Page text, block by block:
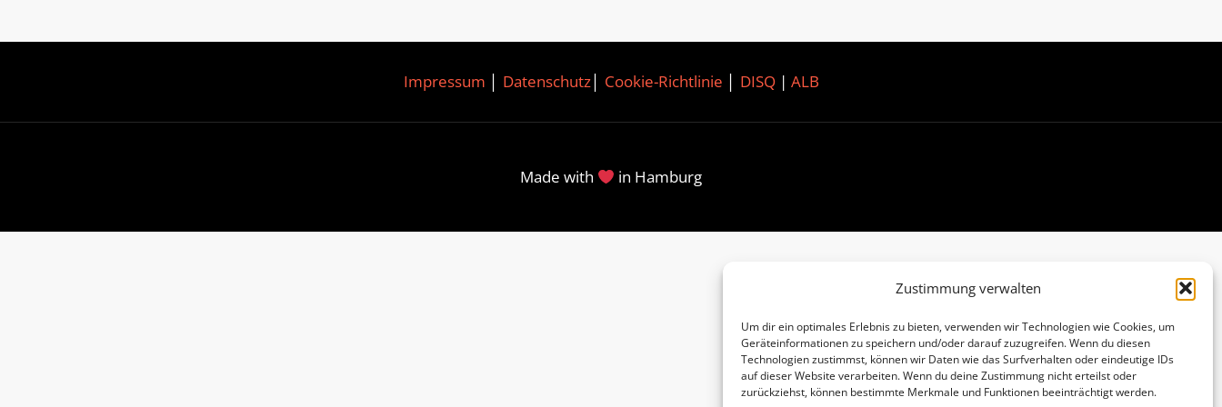
Zustimmung verwalten
Um dir ein optimales Erlebnis zu bieten, verwenden wir Technologien wie Cookies, um
Geräteinformationen zu speichern und/oder darauf zuzugreifen. Wenn du diesen
Technologien zustimmst, können wir Daten wie das Surfverhalten oder eindeutige IDs
auf dieser Website verarbeiten. Wenn du deine Zustimmung nicht erteilst oder
zurückziehst, können bestimmte Merkmale und Funktionen beeinträchtigt werden.
Impressum Datenschutz│ Cookie-Richtlinie DISQ| ALB
Made with in Hamburg